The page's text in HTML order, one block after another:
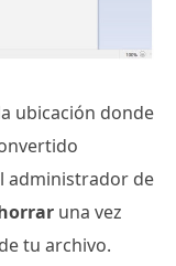
ubicación donde
administrador de
una vez
tu archivo.